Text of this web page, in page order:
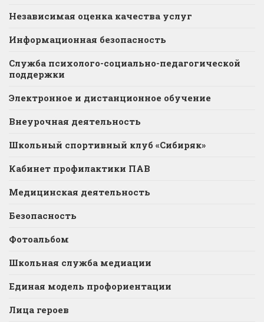
Независимая оценка качества услуг
Информационная безопасность
Служба психолого-социально-педагогической
поддержки
Электронное и дистанционное обучение
Внеурочная деятельность
Школьный спортивный клуб «Сибиряк»
Кабинет профилактики ПАВ
Медицинская деятельность
Безопасность
Фотоальбом
Школьная служба медиации
Единая модель профориентации
Лица героев